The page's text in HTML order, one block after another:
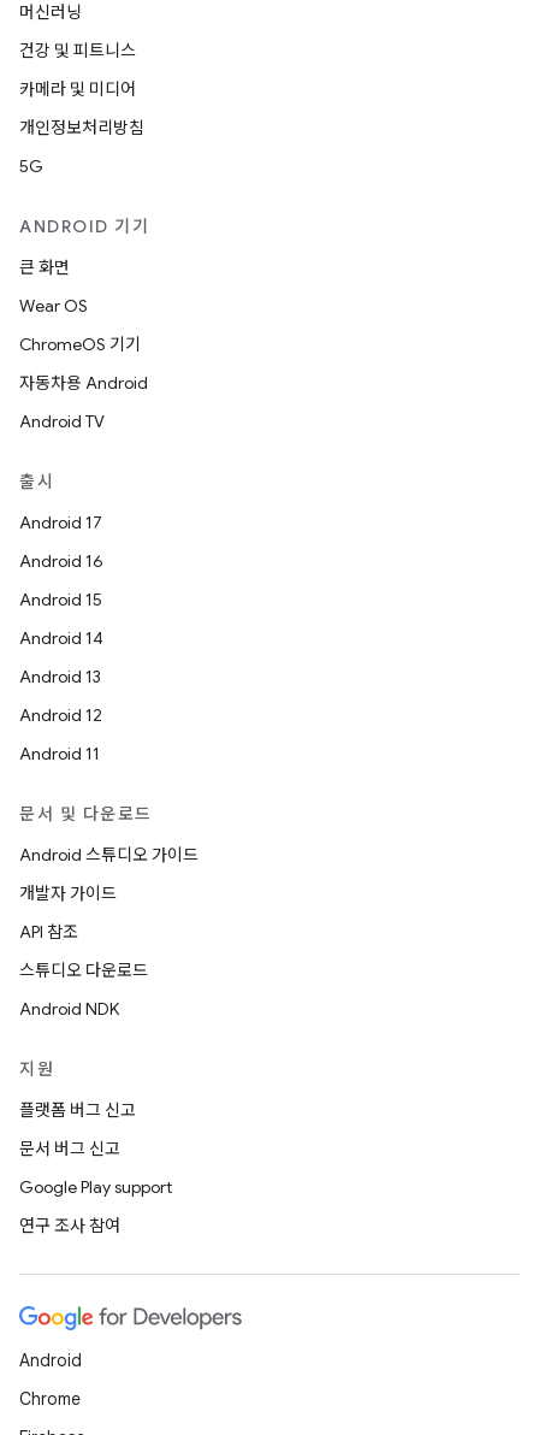
머신러닝
건강 및 피트니스
카메라 및 미디어
개인정보처리방침
5G
ANDROID 기기
큰 화면
Wear OS
ChromeOS 기기
자동차용 Android
Android TV
출시
Android 17
Android 16
Android 15
Android 14
Android 13
Android 12
Android 11
문서 및 다운로드
Android 스튜디오 가이드
개발자 가이드
API 참조
스튜디오 다운로드
Android NDK
지원
플랫폼 버그 신고
문서 버그 신고
Google Play support
연구 조사 참여
Android
Chrome